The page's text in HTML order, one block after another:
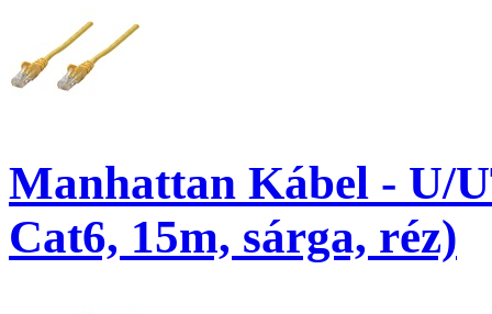
Manhattan Kábel - U/
Cat6, 15m, sárga, réz)